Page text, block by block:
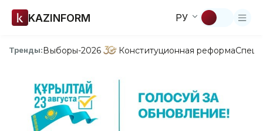
KAZINFORM РУ
Тренды:Выборы-2026 Конституционная реформа